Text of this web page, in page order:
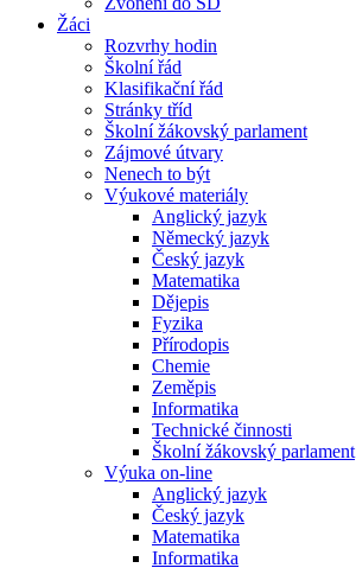
Žáci
Rozvrhy hodin
Školní řád
Klasifikační řád
Stránky tříd
Školní žákovský parlament
Zájmové útvary
Nenech to být
Výukové materiály
Anglický jazyk
Německý jazyk
Český jazyk
Matematika
Dějepis
Fyzika
Přírodopis
Chemie
Zeměpis
Informatika
Technické činnosti
Školní žákovský parlament
Výuka on-line
Anglický jazyk
Český jazyk
Matematika
Informatika